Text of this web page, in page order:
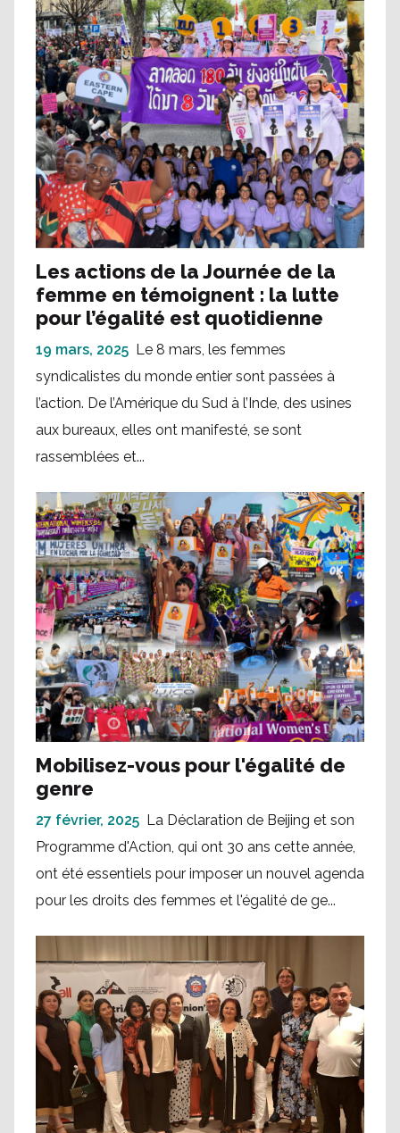
Les actions de la Journée de la
femme en témoignent : la lutte
pour l’égalité est quotidienne
19 mars, 2025 Le 8 mars, les femmes
syndicalistes du monde entier sont passées à
l’action. De l’Amérique du Sud à l’Inde, des usines
aux bureaux, elles ont manifesté, se sont
rassemblées et...
Mobilisez-vous pour l'égalité de
genre
27 février, 2025 La Déclaration de Beijing et son
Programme d'Action, qui ont 30 ans cette année,
ont été essentiels pour imposer un nouvel agenda
pour les droits des femmes et l'égalité de ge...